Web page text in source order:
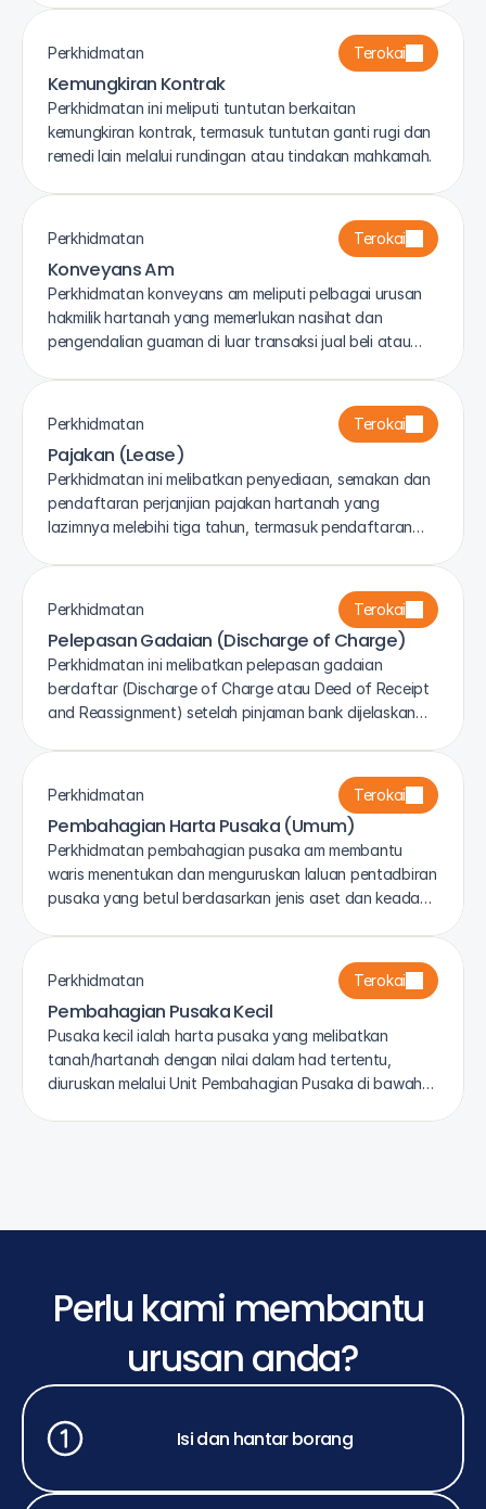
Perkhidmatan
Terokai
Kemungkiran Kontrak
Perkhidmatan ini meliputi tuntutan berkaitan
kemungkiran kontrak, termasuk tuntutan ganti rugi dan
remedi lain melalui rundingan atau tindakan mahkamah.
Perkhidmatan Terokai
Konveyans Am
Perkhidmatan konveyans am meliputi pelbagai urusan
hakmilik hartanah yang memerlukan nasihat dan
pengendalian guaman di luar transaksi jual beli atau
Perkhidmatan Terokai
Pajakan (Lease)
Perkhidmatan ini melibatkan penyediaan, semakan dan
pendaftaran perjanjian pajakan hartanah yang
lazimnya melebihi tiga tahun, termasuk pendaftaran
Perkhidmatan Terokai
Pelepasan Gadaian (Discharge of Charge)
Perkhidmatan ini melibatkan pelepasan gadaian
berdaftar (Discharge of Charge atau Deed of Receipt
and Reassignment) setelah pinjaman bank dijelaskan
Perkhidmatan Terokai
Pembahagian Harta Pusaka (Umum)
Perkhidmatan pembahagian pusaka am membantu
waris menentukan dan menguruskan laluan pentadbiran
pusaka yang betul berdasarkan jenis aset dan keadaan
Perkhidmatan Terokai
Pembahagian Pusaka Kecil
Pusaka kecil ialah harta pusaka yang melibatkan
tanah/hartanah dengan nilai dalam had tertentu,
diuruskan melalui Unit Pembahagian Pusaka di bawah
Perlu kami membantu
urusan anda?
Isi dan hantar borang